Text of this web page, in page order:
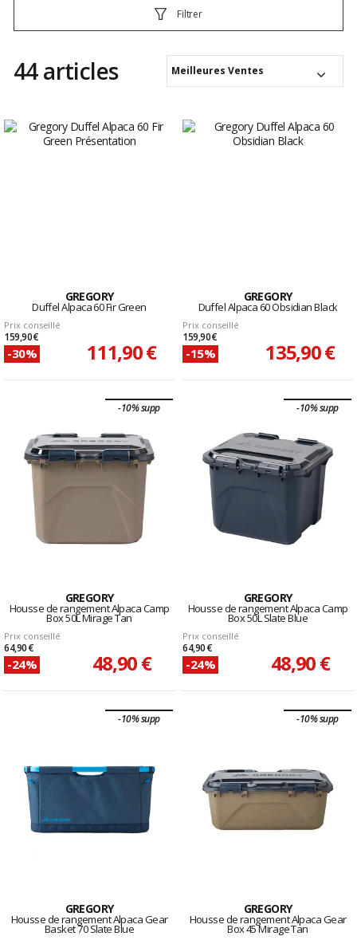
Filtrer
44 articles Meilleures Ventes
GREGORY
Duffel Alpaca 60 Fir Green
Prix conseillé
159,90 €
-30% 111,90 €
GREGORY
Duffel Alpaca 60 Obsidian Black
Prix conseillé
159,90 €
-15% 135,90 €
-10% supp
GREGORY
Housse de rangement Alpaca Camp
Box 50L Mirage Tan
Prix conseillé
64,90 €
-24% 48,90 €
-10% supp
GREGORY
Housse de rangement Alpaca Camp
Box 50L Slate Blue
Prix conseillé
64,90 €
-24% 48,90 €
-10% supp
GREGORY
Housse de rangement Alpaca Gear
Basket 70 Slate Blue
-10% supp
GREGORY
Housse de rangement Alpaca Gear
Box 45 Mirage Tan